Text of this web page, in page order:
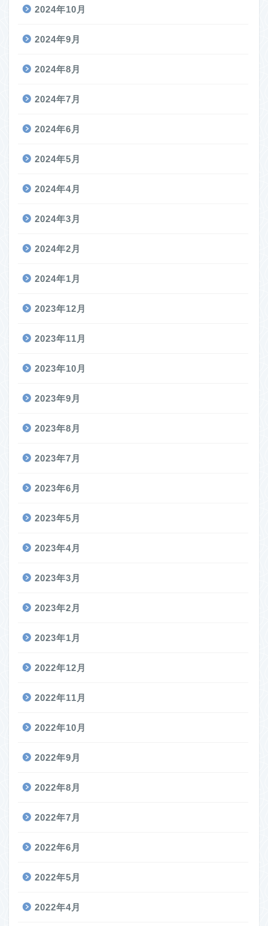
2024年10月
2024年9月
2024年8月
2024年7月
2024年6月
2024年5月
2024年4月
2024年3月
2024年2月
2024年1月
2023年12月
2023年11月
2023年10月
2023年9月
2023年8月
2023年7月
2023年6月
2023年5月
2023年4月
2023年3月
2023年2月
2023年1月
2022年12月
2022年11月
2022年10月
2022年9月
2022年8月
2022年7月
2022年6月
2022年5月
2022年4月